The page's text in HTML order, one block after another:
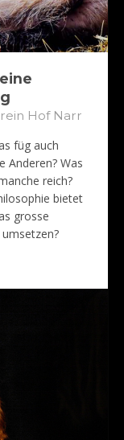
Hof Narr
füg auch
Anderen? Was
reich?
bietet
grosse